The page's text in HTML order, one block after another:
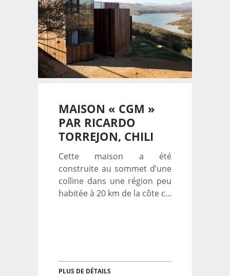
MAISON « CGM »
PAR RICARDO
TORREJON, CHILI
Cette maison a été
construite au sommet d’une
colline dans une région peu
habitée à 20 km de la côte c...
PLUS DE DÉTAILS